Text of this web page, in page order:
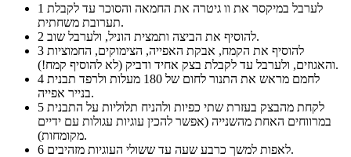
1
תערובת משחתית.
2
להוסיף את הביצה ותמצית הוניל, ולערבל שוב.
3
והאגוזים, ולערבל עד לקבלת בצק אחיד ודביק (לא להוסיף קמח!).
4
בנייר אפייה.
5
במרווחים האחת מהשנייה (אפשר להכין עוגיות עגולות עם ידיים
מקומחות).
6
לאפות למשך כרבע שעה עד ששולי העוגיות מזהיבים.